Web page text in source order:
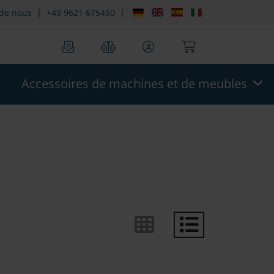
nous | +49 9621 675450 |
Accessoires de machines et de meubles